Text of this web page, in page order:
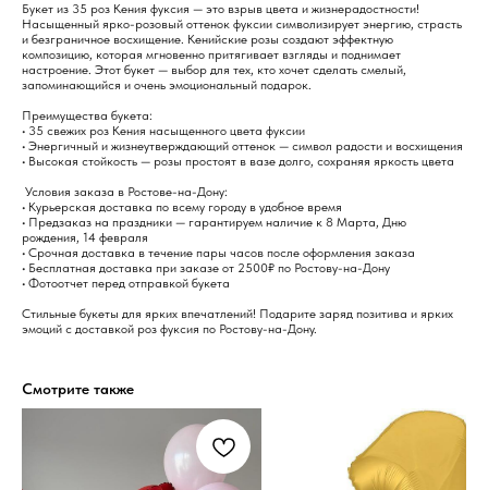
Букет из 35 роз Кения фуксия — это взрыв цвета и жизнерадостности!
Насыщенный ярко-розовый оттенок фуксии символизирует энергию, страсть
и безграничное восхищение. Кенийские розы создают эффектную
композицию, которая мгновенно притягивает взгляды и поднимает
настроение. Этот букет — выбор для тех, кто хочет сделать смелый,
запоминающийся и очень эмоциональный подарок.
Преимущества букета:
• 35 свежих роз Кения насыщенного цвета фуксии
• Энергичный и жизнеутверждающий оттенок — символ радости и восхищения
• Высокая стойкость — розы простоят в вазе долго, сохраняя яркость цвета
Условия заказа в Ростове-на-Дону:
• Курьерская доставка по всему городу в удобное время
• Предзаказ на праздники — гарантируем наличие к 8 Марта, Дню
рождения, 14 февраля
• Срочная доставка в течение пары часов после оформления заказа
• Бесплатная доставка при заказе от 2500₽ по Ростову-на-Дону
• Фотоотчет перед отправкой букета
Стильные букеты для ярких впечатлений! Подарите заряд позитива и ярких
эмоций с доставкой роз фуксия по Ростову-на-Дону.
Смотрите также